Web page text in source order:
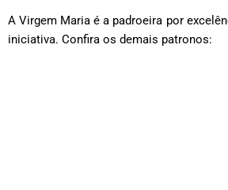
A Virgem Maria é a padroeira por
iniciativa. Confira os demais patronos: